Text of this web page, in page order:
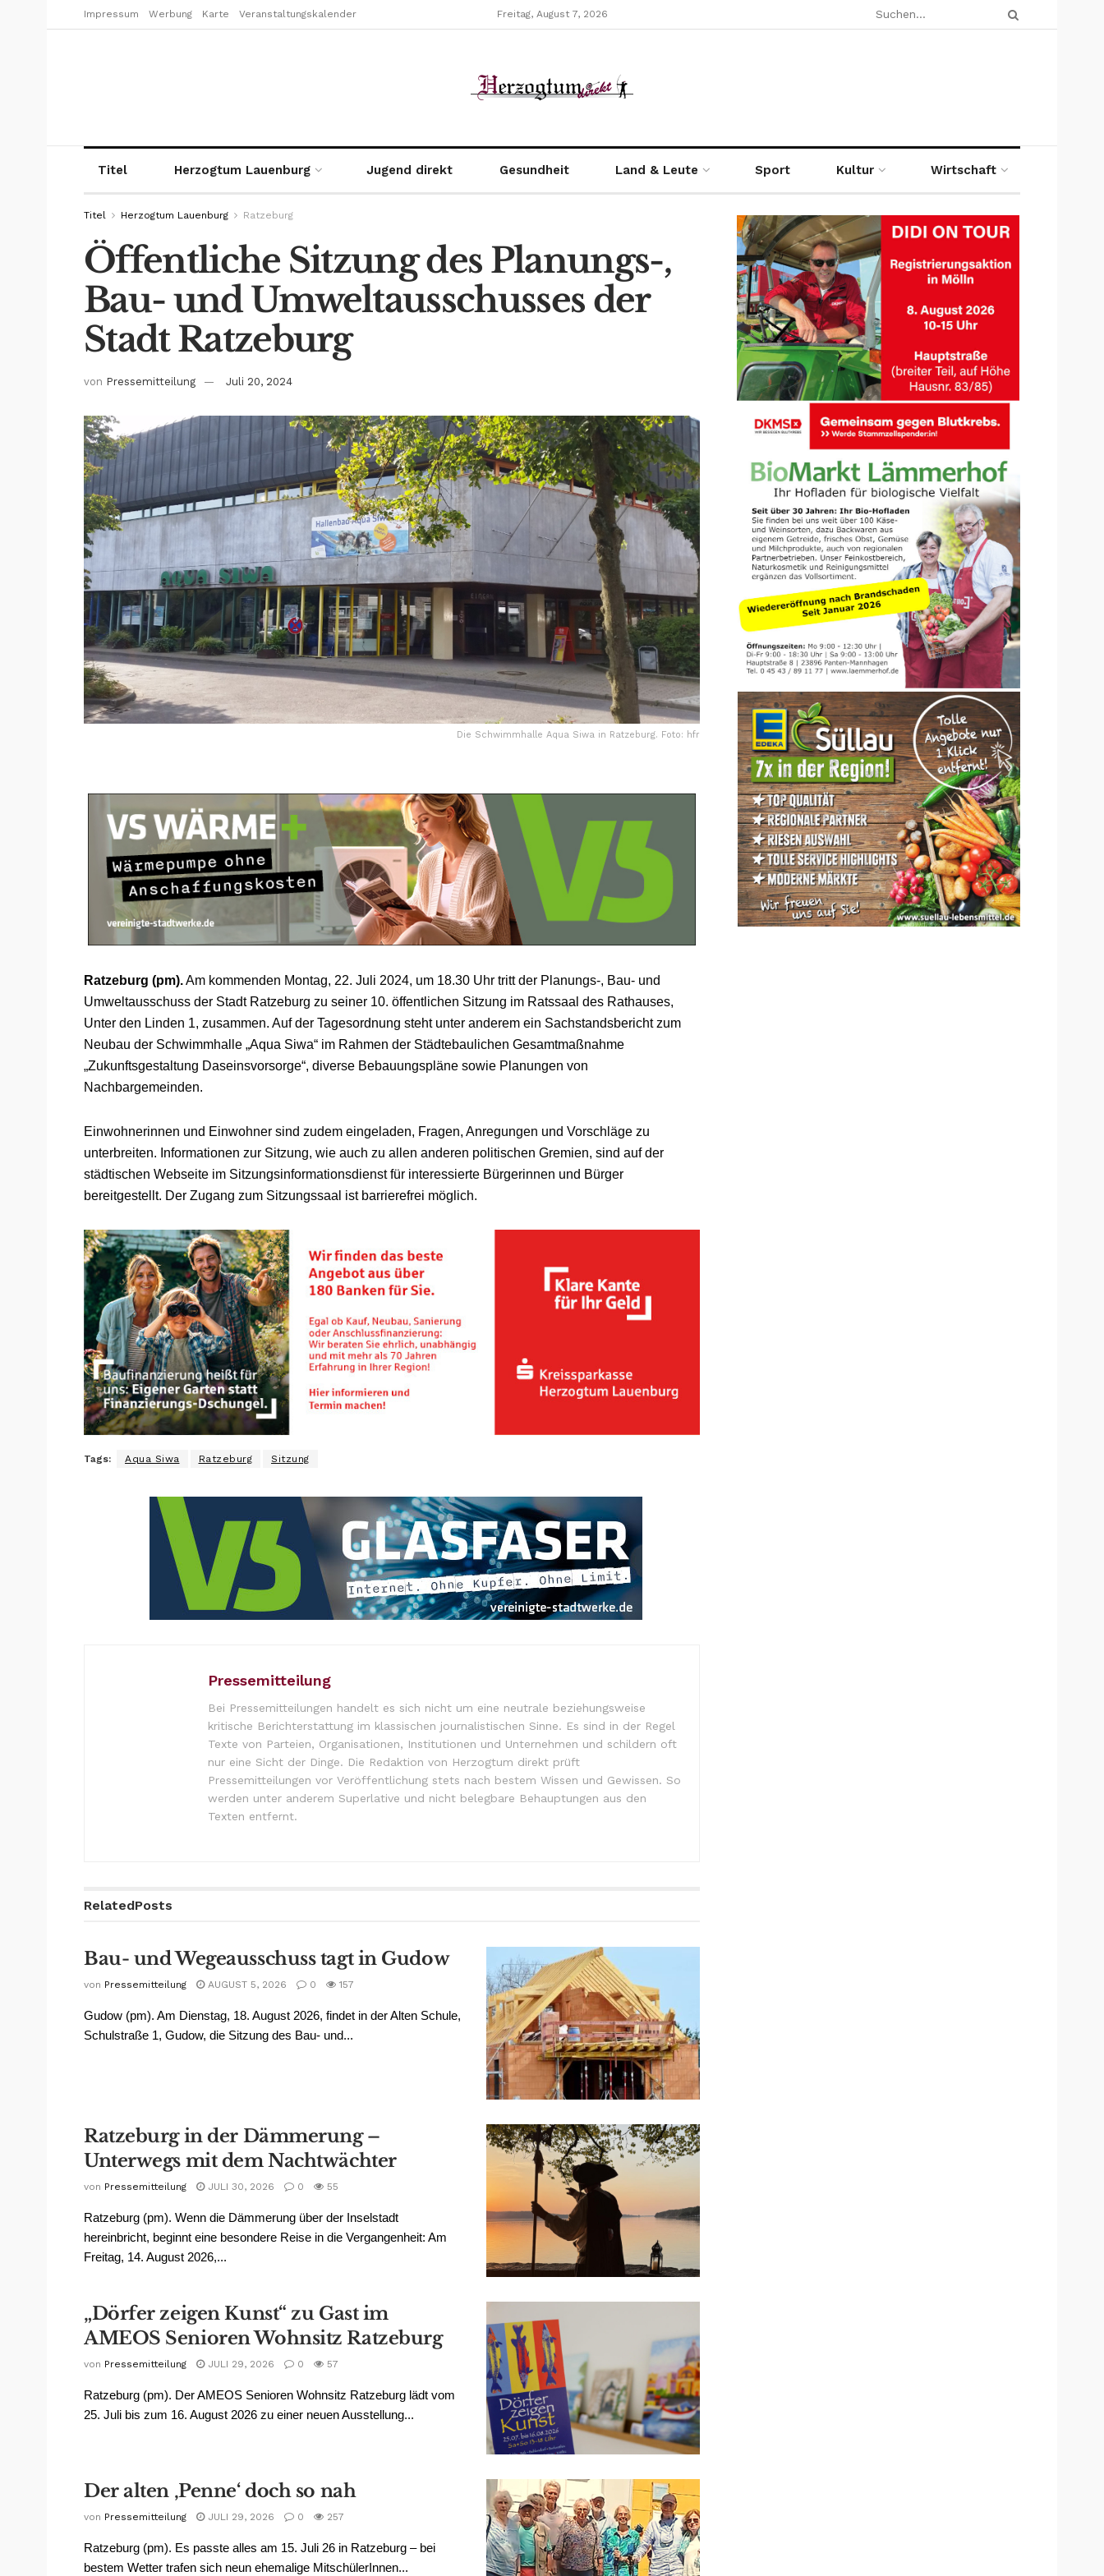
Impressum Werbung Karte Veranstaltungskalender Freitag, August 7, 2026
Titel Herzogtum Lauenburg Jugend direkt Gesundheit Land & Leute Sport Kultur Wirtschaft
Titel Herzogtum Lauenburg Ratzeburg
Öffentliche Sitzung des Planungs-,
Bau- und Umweltausschusses der
Stadt Ratzeburg
von Pressemitteilung Juli 20, 2024
Die Schwimmhalle Aqua Siwa in Ratzeburg. Foto: hfr
Ratzeburg (pm).Am kommenden Montag, 22. Juli 2024, um 18.30 Uhr tritt der Planungs-, Bau- und
Umweltausschuss der Stadt Ratzeburg zu seiner 10. öffentlichen Sitzung im Ratssaal des Rathauses,
Unter den Linden 1, zusammen. Auf der Tagesordnung steht unter anderem ein Sachstandsbericht zum
Neubau der Schwimmhalle „Aqua Siwa“ im Rahmen der Städtebaulichen Gesamtmaßnahme
„Zukunftsgestaltung Daseinsvorsorge“, diverse Bebauungspläne sowie Planungen von
Nachbargemeinden.
Einwohnerinnen und Einwohner sind zudem eingeladen, Fragen, Anregungen und Vorschläge zu
unterbreiten. Informationen zur Sitzung, wie auch zu allen anderen politischen Gremien, sind auf der
städtischen Webseite im Sitzungsinformationsdienst für interessierte Bürgerinnen und Bürger
bereitgestellt. Der Zugang zum Sitzungssaal ist barrierefrei möglich.
Tags: Aqua Siwa Ratzeburg Sitzung
Pressemitteilung
Bei Pressemitteilungen handelt es sich nicht um eine neutrale beziehungsweise
kritische Berichterstattung im klassischen journalistischen Sinne. Es sind in der Regel
Texte von Parteien, Organisationen, Institutionen und Unternehmen und schildern oft
nur eine Sicht der Dinge. Die Redaktion von Herzogtum direkt prüft
Pressemitteilungen vor Veröffentlichung stets nach bestem Wissen und Gewissen. So
werden unter anderem Superlative und nicht belegbare Behauptungen aus den
Texten entfernt.
RelatedPosts
Bau- und Wegeausschuss tagt in Gudow
von Pressemitteilung AUGUST 5, 2026 0 157
Gudow (pm). Am Dienstag, 18. August 2026, findet in der Alten Schule,
Schulstraße 1, Gudow, die Sitzung des Bau- und...
Ratzeburg in der Dämmerung –
Unterwegs mit dem Nachtwächter
von Pressemitteilung JULI 30, 2026 0 55
Ratzeburg (pm). Wenn die Dämmerung über der Inselstadt
hereinbricht, beginnt eine besondere Reise in die Vergangenheit: Am
Freitag, 14. August 2026,...
„Dörfer zeigen Kunst“ zu Gast im
AMEOS Senioren Wohnsitz Ratzeburg
von Pressemitteilung JULI 29, 2026 0 57
Ratzeburg (pm). Der AMEOS Senioren Wohnsitz Ratzeburg lädt vom
25. Juli bis zum 16. August 2026 zu einer neuen Ausstellung...
Der alten ‚Penne‘ doch so nah
von Pressemitteilung JULI 29, 2026 0 257
Ratzeburg (pm). Es passte alles am 15. Juli 26 in Ratzeburg – bei
bestem Wetter trafen sich neun ehemalige MitschülerInnen...